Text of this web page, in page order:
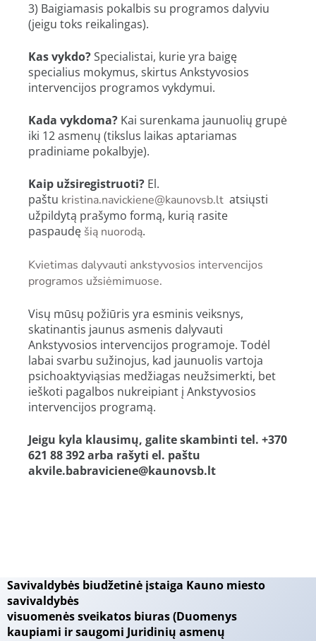
3) Baigiamasis pokalbis su programos dalyviu
(jeigu toks reikalingas).
Kas vykdo?Specialistai, kurie yra baigę
specialius mokymus, skirtus Ankstyvosios
intervencijos programos vykdymui.
Kada vykdoma? Kai surenkama jaunuolių grupė
iki 12 asmenų (tikslus laikas aptariamas
pradiniame pokalbyje).
Kaip užsiregistruoti? El.
paštu kristina.navickiene@kaunovsb.lt atsiųsti
užpildytą prašymo formą, kurią rasite
paspaudę šią nuorodą.
Kvietimas dalyvauti ankstyvosios intervencijos
programos užsiėmimuose.
Visų mūsų požiūris yra esminis veiksnys,
skatinantis jaunus asmenis dalyvauti
Ankstyvosios intervencijos programoje. Todėl
labai svarbu sužinojus, kad jaunuolis vartoja
psichoaktyviąsias medžiagas neužsimerkti, bet
ieškoti pagalbos nukreipiant į Ankstyvosios
intervencijos programą.
Jeigu kyla klausimų, galite skambinti tel. +370
621 88 392arba rašyti el. paštu
akvile.babraviciene@kaunovsb.lt
Savivaldybės biudžetinė įstaiga Kauno miesto
savivaldybės
visuomenės sveikatos biuras (Duomenys
kaupiami ir saugomi Juridinių asmenų